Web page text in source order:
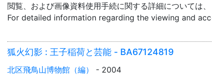
閲覧、および画像資料使用手続に関する詳細については、「
For detailed information regarding the viewing and
狐火幻影 : 王子稲荷と芸能 - BA67124819
北区飛鳥山博物館（編） - 2004